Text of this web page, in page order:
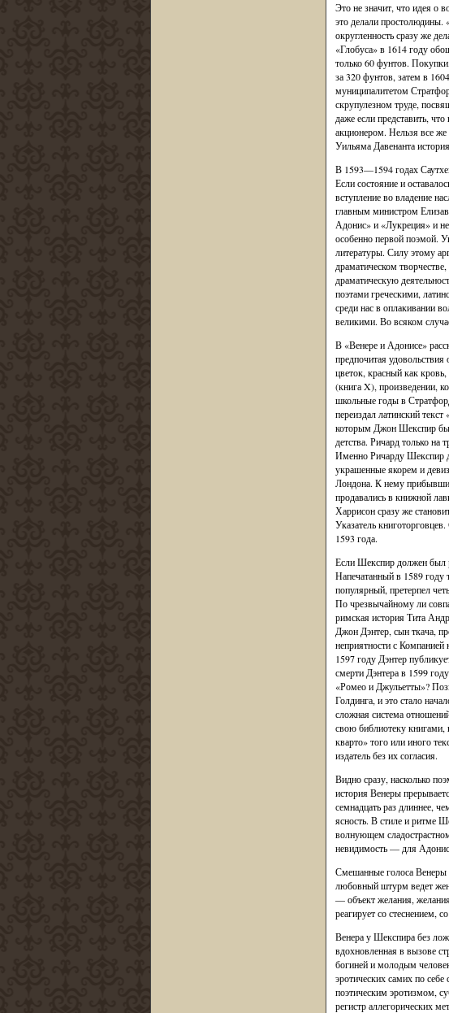
Это не значит, что идея о
это делали
округленность сразу же
«Глобуса» в 1614 году
только 60 фунтов.
за 320 фунтов, затем в
муниципалитетом
скрупулезном труде,
даже если представить,
акционером. Нельзя все
Уильяма Давенанта
В 1593—1594 годах
Если состояние и
вступление во владение
главным министром
Адонис» и «Лукреция» и
особенно первой поэмой.
литературы. Силу этому
драматическом
драматическую
поэтами греческими,
среди нас в оплакивании
великими. Во всяком
В «Венере и Адонисе»
предпочитая
цветок, красный как
(книга X), произведении,
школьные годы в
переиздал латинский
которым Джон Шекспир
детства. Ричард только
Именно Ричарду Шекспир
украшенные якорем и
Лондона. К нему
продавались в книжной
Харрисон сразу же
Указатель
1593 года.
Если Шекспир должен был
Напечатанный в 1589
популярный, претерпел
По чрезвычайному ли
римская история Тита
Джон Дэнтер, сын ткача,
неприятности с
1597 году Дэнтер
смерти Дэнтера в 1599
«Ромео и Джульетты»?
Голдинга, и это стало
сложная система
свою библиотеку книгами,
кварто» того или иного
издатель без их согласия.
Видно сразу, насколько
история Венеры
семнадцать раз длиннее,
ясность. В стиле и ритме
волнующем
невидимость — для
Смешанные голоса Венеры
любовный штурм ведет
— объект желания,
реагирует со
Венера у Шекспира без
вдохновленная в вызове
богиней и молодым
эротических самих по
поэтическим эротизмом,
регистр аллегорических